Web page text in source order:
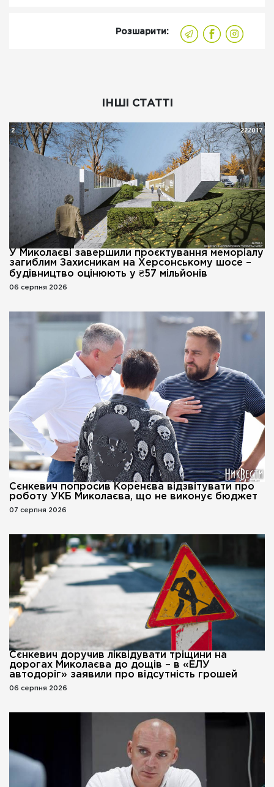
Розшарити:
ІНШІ СТАТТІ
У Миколаєві завершили проєктування меморіалу
загиблим Захисникам на Херсонському шосе –
будівництво оцінюють у ₴57 мільйонів
06 серпня 2026
Сєнкевич попросив Коренєва відзвітувати про
роботу УКБ Миколаєва, що не виконує бюджет
07 серпня 2026
Сєнкевич доручив ліквідувати тріщини на
дорогах Миколаєва до дощів – в «ЕЛУ
автодоріг» заявили про відсутність грошей
06 серпня 2026